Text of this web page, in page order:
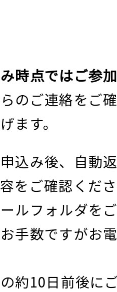
時点ではご参
のご連絡をご
ます。
申込み後、自動
をご確認くだ
ルフォルダを
手数ですがお
約10日前後に